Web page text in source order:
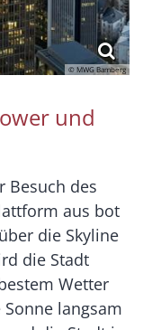
© MWG Bamberg
und
Besuch des
aus bot
die Skyline
die Stadt
Wetter
langsam